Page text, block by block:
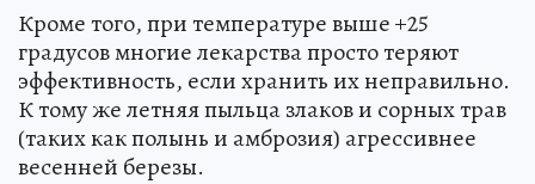
Кроме того, при температуре выше +25
градусов многие лекарства просто теряют
эффективность, если хранить их неправильно.
К тому же летняя пыльца злаков и сорных трав
(таких как полынь и амброзия) агрессивнее
весенней березы.